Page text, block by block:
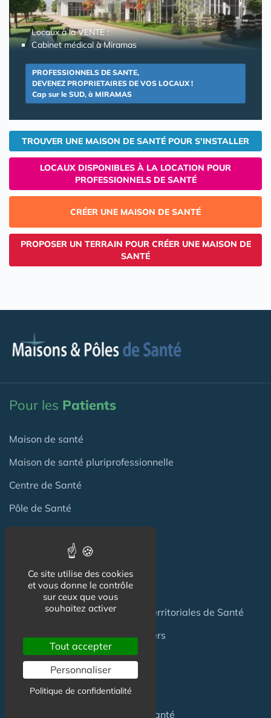
Locaux à la VENTE :
Cabinet médical à Miramas
PROFESSIONNELS DE SANTE,
DEVENEZ PROPRIETAIRES DE VOS LOCAUX !
Cap sur le SUD, à MIRAMAS
TROUVER UNE MAISON DE SANTÉ POUR S'INSTALLER
LOCAUX DISPONIBLES À LA LOCATION POUR
PROFESSIONNELS DE SANTÉ
CRÉER UNE MAISON DE SANTÉ
PROPOSER UN TERRAIN POUR CRÉER UNE MAISON DE
SANTÉ
Pour les Patients
Maison de santé
Maison de santé pluriprofessionnelle
Centre de Santé
Pôle de Santé
Maison sport-santé
Centre de Soins et de Prévention
Communauté Professionnelles Territoriales de Santé
Hotel Patient & Hôtels Hospitaliers
Pour lesProfessionnels
en Maison de Santé
Ce site utilise des cookies
et vous donne le contrôle
sur ceux que vous
souhaitez activer
Tout accepter
Personnaliser
Politique de confidentialité